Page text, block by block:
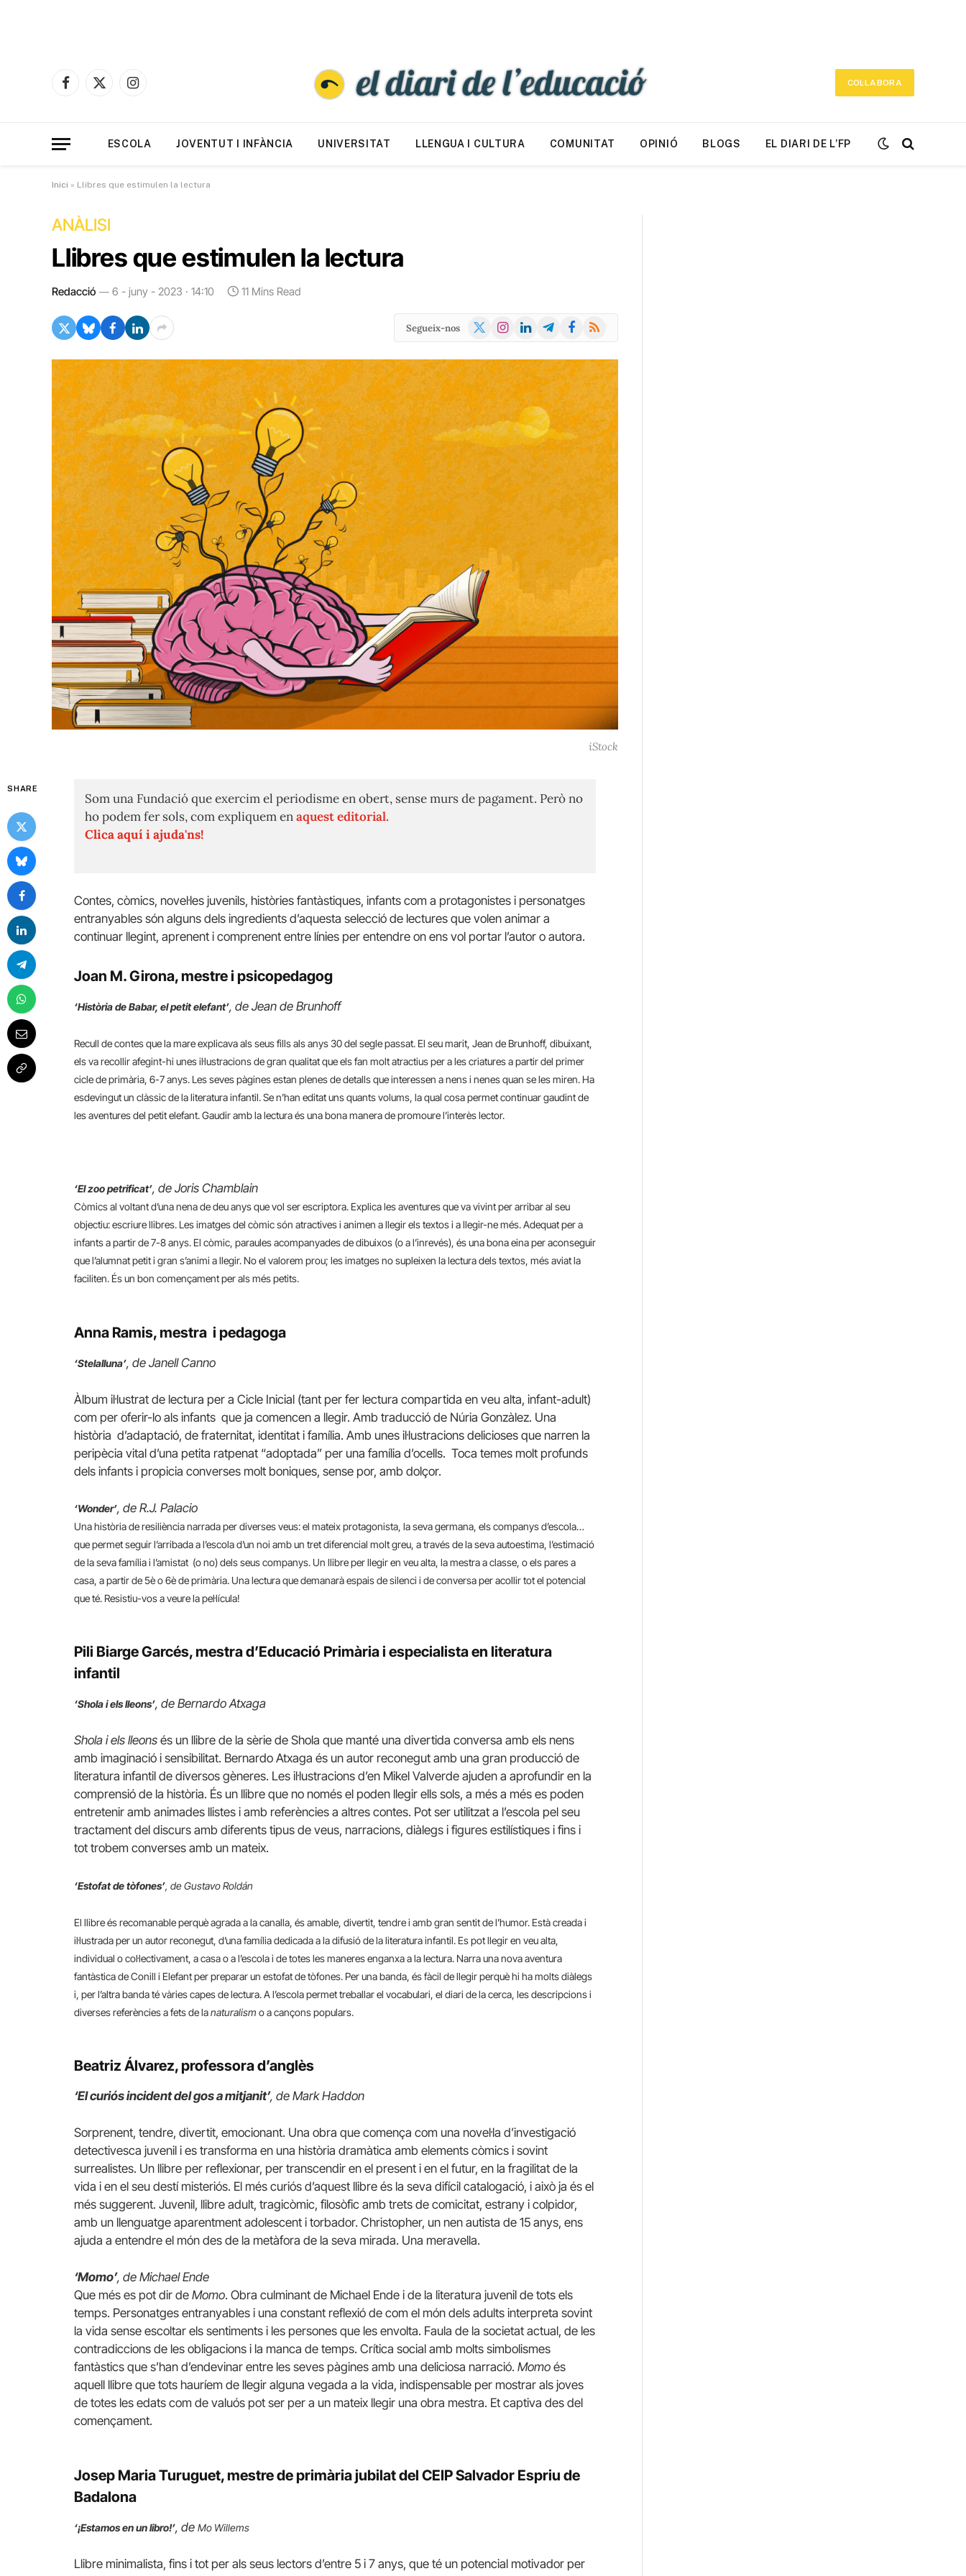
Facebook
X
Instagram
COL·LABORA
ESCOLA JOVENTUT I INFÀNCIA UNIVERSITAT LLENGUA I CULTURA COMUNITAT OPINIÓ BLOGS EL DIARI DE L’FP
Inici » Llibres que estimulen la lectura
ANÀLISI
Llibres que estimulen la lectura
Redacció 6 - juny - 2023 · 14:10 11 Mins Read
Segueix-nos
X
Instagram
LinkedInTelegramFacebook
RSS
iStock
SHARE
Som una Fundació que exercim el periodisme en obert, sense murs de pagament. Però no
ho podem fer sols, com expliquem enaquest editorial.
Clica aquí i ajuda'ns!
Contes, còmics, novel·les juvenils, històries fantàstiques, infants com a protagonistes i personatges
entranyables són alguns dels ingredients d’aquesta selecció de lectures que volen animar a
continuar llegint, aprenent i comprenent entre línies per entendre on ens vol portar l’autor o autora.
Joan M. Girona, mestre i psicopedagog
‘Història de Babar, el petit elefant’, de Jean de Brunhoff
Recull de contes que la mare explicava als seus fills als anys 30 del segle passat. El seu marit, Jean de Brunhoff, dibuixant,
els va recollir afegint-hi unes il·lustracions de gran qualitat que els fan molt atractius per a les criatures a partir del primer
cicle de primària, 6-7 anys. Les seves pàgines estan plenes de detalls que interessen a nens i nenes quan se les miren. Ha
esdevingut un clàssic de la literatura infantil. Se n’han editat uns quants volums, la qual cosa permet continuar gaudint de
les aventures del petit elefant. Gaudir amb la lectura és una bona manera de promoure l’interès lector.
‘El zoo petrificat’, de Joris Chamblain
Còmics al voltant d’una nena de deu anys que vol ser escriptora. Explica les aventures que va vivint per arribar al seu
objectiu: escriure llibres. Les imatges del còmic són atractives i animen a llegir els textos i a llegir-ne més. Adequat per a
infants a partir de 7-8 anys. El còmic, paraules acompanyades de dibuixos (o a l’inrevés), és una bona eina per aconseguir
que l’alumnat petit i gran s’animi a llegir. No el valorem prou; les imatges no supleixen la lectura dels textos, més aviat la
faciliten. És un bon començament per als més petits.
Anna Ramis, mestra i pedagoga
‘Stelalluna’, de Janell Canno
Àlbum il·lustrat de lectura per a Cicle Inicial (tant per fer lectura compartida en veu alta, infant-adult)
com per oferir-lo als infants que ja comencen a llegir. Amb traducció de Núria Gonzàlez. Una
història d’adaptació, de fraternitat, identitat i família. Amb unes il·lustracions delicioses que narren la
peripècia vital d’una petita ratpenat “adoptada” per una família d’ocells. Toca temes molt profunds
dels infants i propicia converses molt boniques, sense por, amb dolçor.
‘Wonder’, de R.J. Palacio
Una història de resiliència narrada per diverses veus: el mateix protagonista, la seva germana, els companys d’escola…
que permet seguir l’arribada a l’escola d’un noi amb un tret diferencial molt greu, a través de la seva autoestima, l’estimació
de la seva família i l’amistat (o no) dels seus companys. Un llibre per llegir en veu alta, la mestra a classe, o els pares a
casa, a partir de 5è o 6è de primària. Una lectura que demanarà espais de silenci i de conversa per acollir tot el potencial
que té. Resistiu-vos a veure la pel·lícula!
Pili Biarge Garcés, mestra d’Educació Primària i especialista en literatura
infantil
‘Shola i els lleons’, de Bernardo Atxaga
Shola i els lleons és un llibre de la sèrie de Shola que manté una divertida conversa amb els nens
amb imaginació i sensibilitat. Bernardo Atxaga és un autor reconegut amb una gran producció de
literatura infantil de diversos gèneres. Les il·lustracions d’en Mikel Valverde ajuden a aprofundir en la
comprensió de la història. És un llibre que no només el poden llegir ells sols, a més a més es poden
entretenir amb animades llistes i amb referències a altres contes. Pot ser utilitzat a l’escola pel seu
tractament del discurs amb diferents tipus de veus, narracions, diàlegs i figures estilístiques i fins i
tot trobem converses amb un mateix.
‘Estofat de tòfones’, de Gustavo Roldán
El llibre és recomanable perquè agrada a la canalla, és amable, divertit, tendre i amb gran sentit de l’humor. Està creada i
il·lustrada per un autor reconegut, d’una família dedicada a la difusió de la literatura infantil. Es pot llegir en veu alta,
individual o col·lectivament, a casa o a l’escola i de totes les maneres enganxa a la lectura. Narra una nova aventura
fantàstica de Conill i Elefant per preparar un estofat de tòfones. Per una banda, és fàcil de llegir perquè hi ha molts diàlegs
i, per l’altra banda té vàries capes de lectura. A l’escola permet treballar el vocabulari, el diari de la cerca, les descripcions i
diverses referències a fets de lanaturalism o a cançons populars.
Beatriz Álvarez, professora d’anglès
‘El curiós incident del gos a mitjanit’, de Mark Haddon
Sorprenent, tendre, divertit, emocionant. Una obra que comença com una novel·la d’investigació
detectivesca juvenil i es transforma en una història dramàtica amb elements còmics i sovint
surrealistes. Un llibre per reflexionar, per transcendir en el present i en el futur, en la fragilitat de la
vida i en el seu destí misteriós. El més curiós d’aquest llibre és la seva difícil catalogació, i això ja és el
més suggerent. Juvenil, llibre adult, tragicòmic, filosòfic amb trets de comicitat, estrany i colpidor,
amb un llenguatge aparentment adolescent i torbador. Christopher, un nen autista de 15 anys, ens
ajuda a entendre el món des de la metàfora de la seva mirada. Una meravella.
‘Momo’, de Michael Ende
Que més es pot dir de Momo. Obra culminant de Michael Ende i de la literatura juvenil de tots els
temps. Personatges entranyables i una constant reflexió de com el món dels adults interpreta sovint
la vida sense escoltar els sentiments i les persones que les envolta. Faula de la societat actual, de les
contradiccions de les obligacions i la manca de temps. Crítica social amb molts simbolismes
fantàstics que s’han d’endevinar entre les seves pàgines amb una deliciosa narració. Momo és
aquell llibre que tots hauríem de llegir alguna vegada a la vida, indispensable per mostrar als joves
de totes les edats com de valuós pot ser per a un mateix llegir una obra mestra. Et captiva des del
començament.
Josep Maria Turuguet, mestre de primària jubilat del CEIP Salvador Espriu de
Badalona
‘¡Estamos en un libro!’, de Mo Willems
Llibre minimalista, fins i tot per als seus lectors d’entre 5 i 7 anys, que té un potencial motivador per